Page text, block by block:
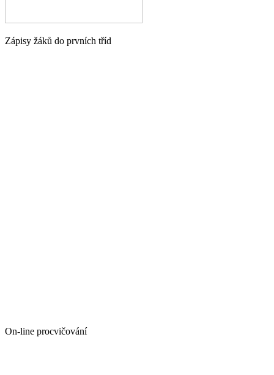
Zápisy žáků do prvních tříd
On-line procvičování